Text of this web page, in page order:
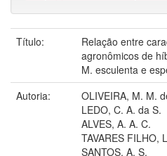
Título:
Relação entre
agronômicos de
M. esculenta e
Autoria:
OLIVEIRA, M. M.
LEDO, C. A. da S.
ALVES, A. A. C.
TAVARES FILHO,
SANTOS, A. S.